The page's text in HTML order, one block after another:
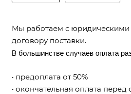
Мы работаем с
договору поставки.
В большинстве случаев оплата
• предоплата от 50%
• окончательная оплата перед